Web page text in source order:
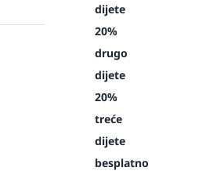
dijete
20%
drugo
dijete
20%
treće
dijete
besplatno